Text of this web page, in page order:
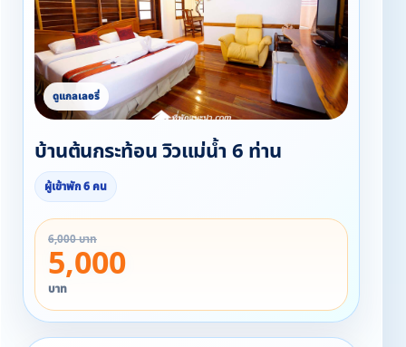
บ้านต้นกระท้อน วิวแม่น้ำ 6 ท่าน
ผู้เข้าพัก 6 คน
6,000 บาท
5,000
บาท